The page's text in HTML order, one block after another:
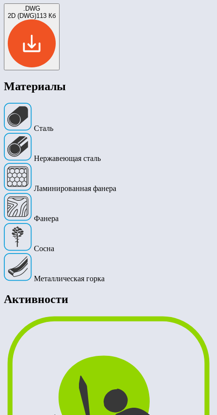
.DWG
2D (DWG)113 Кб
Материалы
Сталь
Нержавеющая сталь
Ламинированная фанера
Фанера
Сосна
Металлическая горка
Активности